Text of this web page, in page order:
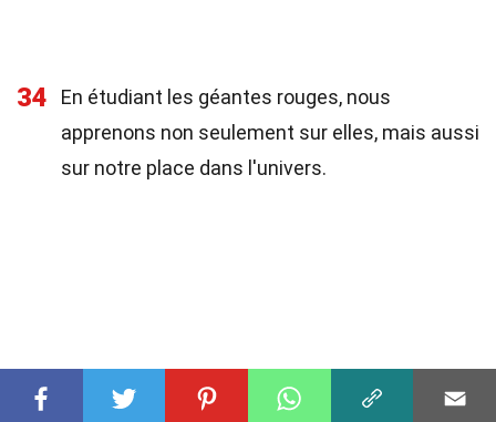
34
En étudiant les géantes rouges, nous
apprenons non seulement sur elles, mais aussi
sur notre place dans l'univers.